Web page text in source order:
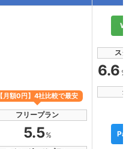
【月額0円】4社比較で最安
フリープラン
5.5%
スタ
6.6 %
グ
Pay